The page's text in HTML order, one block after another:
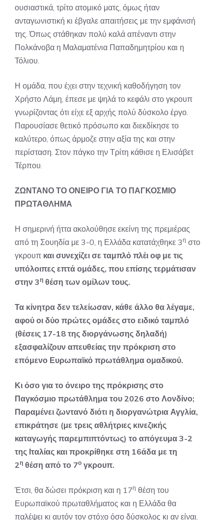
ουσιαστικά, τρίτο ατομικό ματς, όμως ήταν
ανταγωνιστική κι έβγαλε απαιτήσεις με την εμφάνισή
της. Όπως στάθηκαν πολύ καλά απέναντι στην
Πολκάνοβα η Μαλαματένια Παπαδημητρίου και η
Τόλιου.
Η ομάδα, που έχει στην τεχνική καθοδήγηση τον
Χρήστο Λάμη, έπεσε με ψηλά το κεφάλι στο γκρουπ
γνωρίζοντας ότι είχε εξ αρχής πολύ δύσκολο έργο.
Παρουσίασε θετικό πρόσωπο και διεκδίκησε το
καλύτερο, όπως άρμοζε στην αξία της και στην
περίσταση. Στον πάγκο την Τρίτη κάθισε η Ελισάβετ
Τέρπου.
ΖΩΝΤΑΝΟ ΤΟ ΟΝΕΙΡΟ ΓΙΑ ΤΟ ΠΑΓΚΟΣΜΙΟ
ΠΡΩΤΑΘΛΗΜΑ
Η σημερινή ήττα ακολούθησε εκείνη της πρεμιέρας
από τη Σουηδία με 3-0, η Ελλάδα κατατάχθηκε 3η στο
γκρουπ και συνεχίζει σε ταμπλό πλέι οφ με τις
υπόλοιπες επτά ομάδες, που επίσης τερμάτισαν
στην 3η θέση των ομίλων τους.
Τα κίνητρα δεν τελείωσαν, κάθε άλλο θα λέγαμε,
αφού οι δύο πρώτες ομάδες στο ειδικό ταμπλό
(θέσεις 17-18 της διοργάνωσης δηλαδή)
εξασφαλίζουν απευθείας την πρόκριση στο
επόμενο Ευρωπαϊκό πρωτάθλημα ομαδικού.
Κι όσο για το όνειρο της πρόκρισης στο
Παγκόσμιο πρωτάθλημα του 2026 στο Λονδίνο;
Παραμένει ζωντανό διότι η διοργανώτρια Αγγλία,
επικράτησε (με τρεις αθλήτριες κινεζικής
καταγωγής παρεμπιπτόντως) το απόγευμα 3-2
της Ιταλίας και προκρίθηκε στη 16άδα με τη
2η θέση από το 7ο γκρουπ.
Έτσι, θα δώσει πρόκριση και η 17η θέση του
Ευρωπαϊκού πρωταθλήματος και η Ελλάδα θα
παλέψει κι αυτόν τον στόχο όσο δύσκολος κι αν είναι.